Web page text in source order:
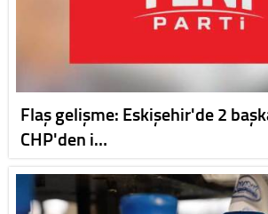
Flaş gelişme: Eskişehir'de 2
CHP'den i…